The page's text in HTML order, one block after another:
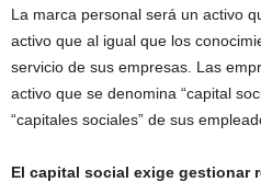
La marca personal será un activo
activo que al igual que los
servicio de sus empresas. Las
activo que se denomina “capital
“capitales sociales” de sus
El capital social exige gestionar